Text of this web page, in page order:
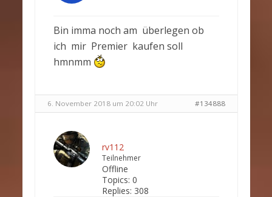
Bin imma noch am überlegen ob
ich mir Premier kaufen soll
hmnmm
6. November 2018 um 20:02 Uhr #134888
rv112
Teilnehmer
Offline
Topics: 0
Replies: 308